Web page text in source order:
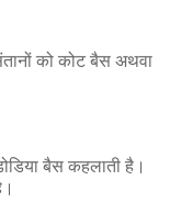
संतानों को कोट बैस अथवा
बैस कहलाती है।